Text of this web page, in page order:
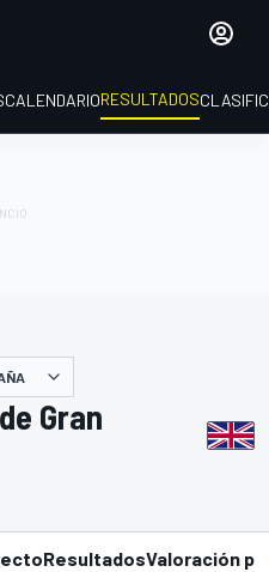
CALENDARIORESULTADOS
Gran
ResultadosValoración